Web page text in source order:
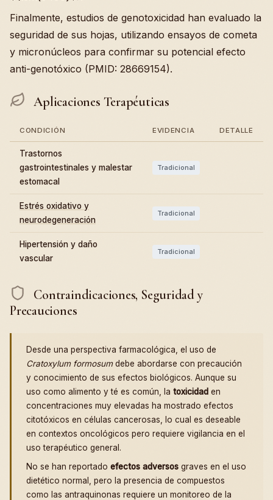
Finalmente, estudios de genotoxicidad han evaluado la
seguridad de sus hojas, utilizando ensayos de cometa
y micronúcleos para confirmar su potencial efecto
anti-genotóxico (PMID: 28669154).
Aplicaciones Terapéuticas
CONDICIÓN EVIDENCIA DETALLE
Trastornos
gastrointestinales y malestar
estomacal
Tradicional
Estrés oxidativo y
neurodegeneración
Tradicional
Hipertensión y daño
vascular
Tradicional
Contraindicaciones, Seguridad y
Precauciones
Desde una perspectiva farmacológica, el uso de
Cratoxylum formosumdebe abordarse con precaución
y conocimiento de sus efectos biológicos. Aunque su
uso como alimento y té es común, la toxicidad en
concentraciones muy elevadas ha mostrado efectos
citotóxicos en células cancerosas, lo cual es deseable
en contextos oncológicos pero requiere vigilancia en el
uso terapéutico general.
No se han reportado efectos adversos graves en el uso
dietético normal, pero la presencia de compuestos
como las antraquinonas requiere un monitoreo de la